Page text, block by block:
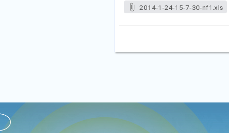
2014-1-24-15-7-30-nf1.xls